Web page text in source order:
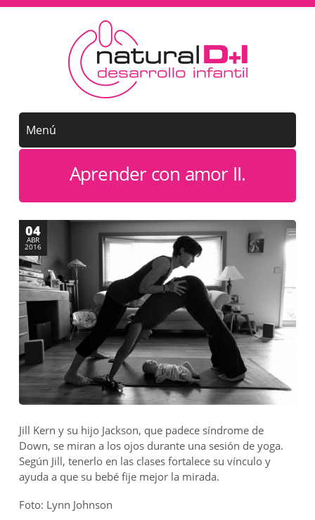
Aprender con amor II.
04
ABR
2016
Jill Kern y su hijo Jackson, que padece síndrome de
Down, se miran a los ojos durante una sesión de yoga.
Según Jill, tenerlo en las clases fortalece su vínculo y
ayuda a que su bebé fije mejor la mirada.
Foto: Lynn Johnson